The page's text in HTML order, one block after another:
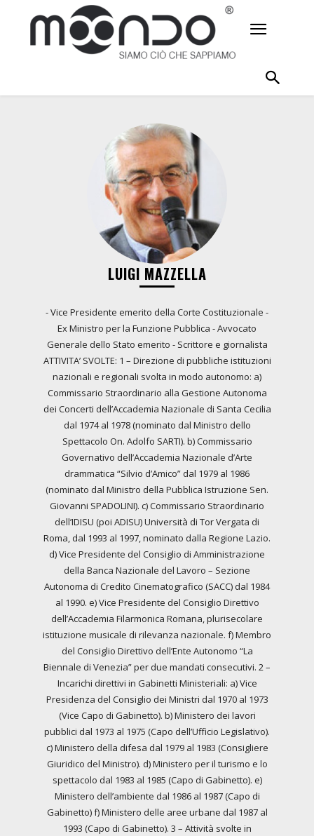
LUIGI MAZZELLA
- Vice Presidente emerito della Corte Costituzionale -
Ex Ministro per la Funzione Pubblica - Avvocato
Generale dello Stato emerito - Scrittore e giornalista
ATTIVITA’ SVOLTE: 1 – Direzione di pubbliche istituzioni
nazionali e regionali svolta in modo autonomo: a)
Commissario Straordinario alla Gestione Autonoma
dei Concerti dell’Accademia Nazionale di Santa Cecilia
dal 1974 al 1978 (nominato dal Ministro dello
Spettacolo On. Adolfo SARTI). b) Commissario
Governativo dell’Accademia Nazionale d’Arte
drammatica “Silvio d’Amico” dal 1979 al 1986
(nominato dal Ministro della Pubblica Istruzione Sen.
Giovanni SPADOLINI). c) Commissario Straordinario
dell’IDISU (poi ADISU) Università di Tor Vergata di
Roma, dal 1993 al 1997, nominato dalla Regione Lazio.
d) Vice Presidente del Consiglio di Amministrazione
della Banca Nazionale del Lavoro – Sezione
Autonoma di Credito Cinematografico (SACC) dal 1984
al 1990. e) Vice Presidente del Consiglio Direttivo
dell’Accademia Filarmonica Romana, plurisecolare
istituzione musicale di rilevanza nazionale. f) Membro
del Consiglio Direttivo dell’Ente Autonomo “La
Biennale di Venezia” per due mandati consecutivi. 2 –
Incarichi direttivi in Gabinetti Ministeriali: a) Vice
Presidenza del Consiglio dei Ministri dal 1970 al 1973
(Vice Capo di Gabinetto). b) Ministero dei lavori
pubblici dal 1973 al 1975 (Capo dell’Ufficio Legislativo).
c) Ministero della difesa dal 1979 al 1983 (Consigliere
Giuridico del Ministro). d) Ministero per il turismo e lo
spettacolo dal 1983 al 1985 (Capo di Gabinetto). e)
Ministero dell’ambiente dal 1986 al 1987 (Capo di
Gabinetto) f) Ministero delle aree urbane dal 1987 al
1993 (Capo di Gabinetto). 3 – Attività svolte in